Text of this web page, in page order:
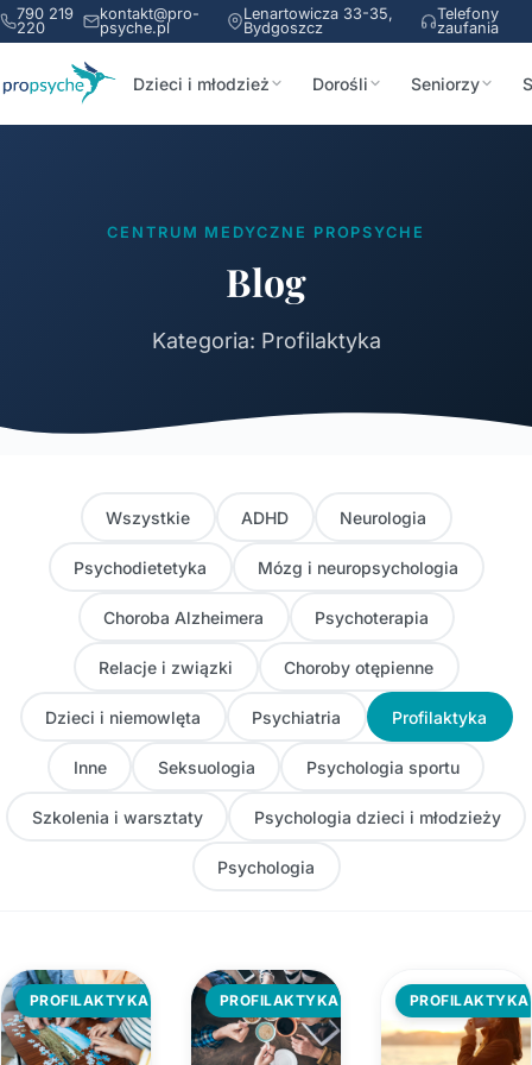
790 219
220
kontakt@pro-
psyche.pl
Lenartowicza 33-35,
Bydgoszcz
Telefony
zaufania
Dzieci i młodzież Dorośli Seniorzy
CENTRUM MEDYCZNE PROPSYCHE
Blog
Kategoria: Profilaktyka
Wszystkie ADHD Neurologia
Psychodietetyka Mózg i neuropsychologia
Choroba Alzheimera Psychoterapia
Relacje i związki Choroby otępienne
Dzieci i niemowlęta Psychiatria Profilaktyka
Inne Seksuologia Psychologia sportu
Szkolenia i warsztaty Psychologia dzieci i młodzieży
Psychologia
PROFILAKTYKA PROFILAKTYKA PROFILAKTYKA